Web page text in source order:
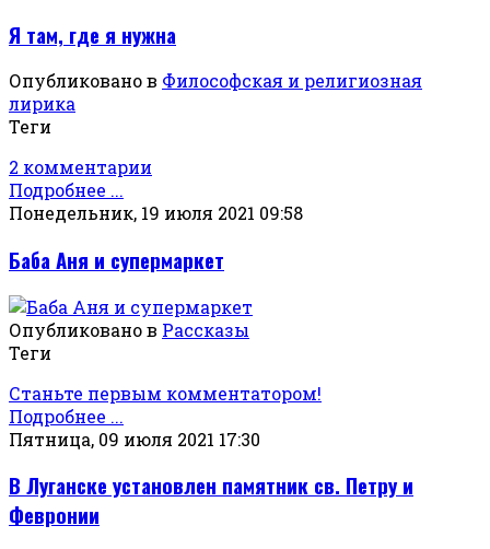
Я там, где я нужна
Опубликовано в Философская и религиозная
лирика
Теги
2 комментарии
Подробнее ...
Понедельник, 19 июля 2021 09:58
Баба Аня и супермаркет
Опубликовано в Рассказы
Теги
Станьте первым комментатором!
Подробнее ...
Пятница, 09 июля 2021 17:30
В Луганске установлен памятник св. Петру и
Февронии